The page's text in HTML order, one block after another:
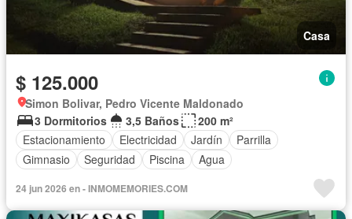
Casa
$ 125.000
Simon Bolivar, Pedro Vicente Maldonado
3 Dormitorios
3,5 Baños
200 m²
Estacionamiento
Electricidad Jardín
Parrilla
Gimnasio
Seguridad Piscina Agua
24 jun 2026 en - INMOMEMORIES.COM